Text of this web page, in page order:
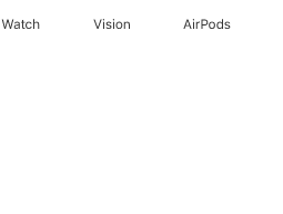
Watch Vision AirPods